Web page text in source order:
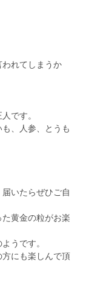
れてしまうか
です。
、人参、とうも
いたらぜひご自
黄金の粒がお楽
うです。
にも楽しんで頂